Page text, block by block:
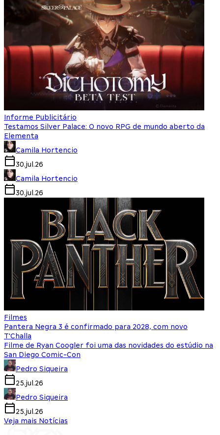
Informe Publicitário
Testamos Silver Palace: O novo RPG de mundo aberto da
Elementa
Camila Hortencio
30.jul.26
Camila Hortencio
30.jul.26
Filmes
Pantera Negra 3 é confirmado para 2028, com novo
T'Challa
Filme de Ryan Coogler foi uma das novidades do estúdio na
San Diego Comic-Con
Pedro Siqueira
25.jul.26
Pedro Siqueira
25.jul.26
Veja mais Notícias